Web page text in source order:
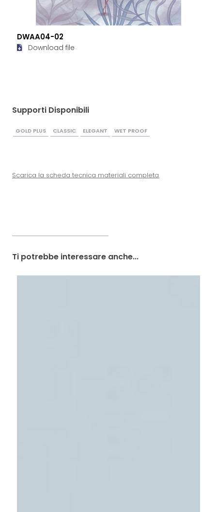
DWAA04-02
Download file
Supporti Disponibili
GOLD PLUS CLASSIC ELEGANT WET PROOF
Scarica la scheda tecnica materiali completa.
Ti potrebbe interessare anche...